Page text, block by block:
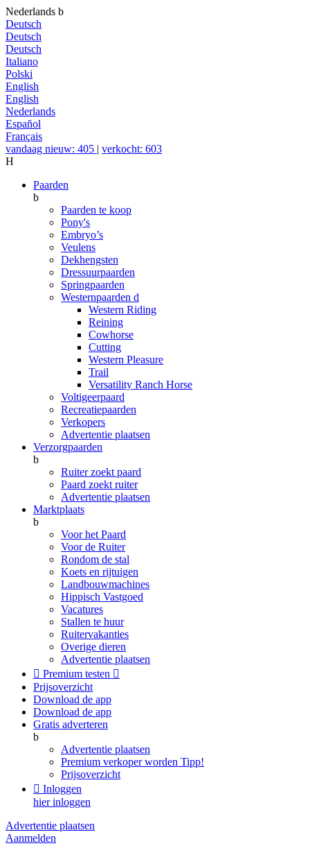
Nederlands b
Deutsch
Deutsch
Deutsch
Italiano
Polski
English
English
Nederlands
Español
Français
vandaag nieuw: 405 | verkocht: 603
H
Paarden
b
Paarden te koop
Pony's
Embryo’s
Veulens
Dekhengsten
Dressuurpaarden
Springpaarden
Westernpaarden d
Western Riding
Reining
Cowhorse
Cutting
Western Pleasure
Trail
Versatility Ranch Horse
Voltigeerpaard
Recreatiepaarden
Verkopers
Advertentie plaatsen
Verzorgpaarden
b
Ruiter zoekt paard
Paard zoekt ruiter
Advertentie plaatsen
Marktplaats
b
Voor het Paard
Voor de Ruiter
Rondom de stal
Koets en rijtuigen
Landbouwmachines
Hippisch Vastgoed
Vacatures
Stallen te huur
Ruitervakanties
Overige dieren
Advertentie plaatsen
 Premium testen 
Prijsoverzicht
Download de app
Download de app
Gratis adverteren
b
Advertentie plaatsen
Premium verkoper worden Tipp!
Prijsoverzicht
 Inloggen
hier inloggen
Advertentie plaatsen
Aanmelden